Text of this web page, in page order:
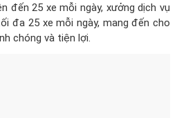
đến 25 xe mỗi ngày, xưởng dịch vụ
đa 25 xe mỗi ngày, mang đến cho
chóng và tiện lợi.